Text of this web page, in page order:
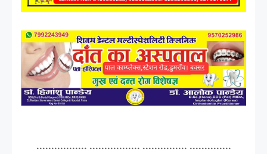
................. ................. ............... ..............